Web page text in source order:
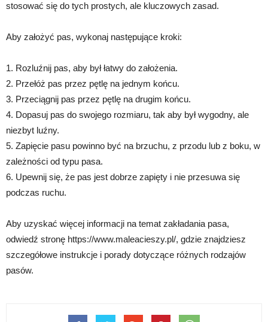
stosować się do tych prostych, ale kluczowych zasad.
Aby założyć pas, wykonaj następujące kroki:
1. Rozluźnij pas, aby był łatwy do założenia.
2. Przełóż pas przez pętlę na jednym końcu.
3. Przeciągnij pas przez pętlę na drugim końcu.
4. Dopasuj pas do swojego rozmiaru, tak aby był wygodny, ale
niezbyt luźny.
5. Zapięcie pasu powinno być na brzuchu, z przodu lub z boku, w
zależności od typu pasa.
6. Upewnij się, że pas jest dobrze zapięty i nie przesuwa się
podczas ruchu.
Aby uzyskać więcej informacji na temat zakładania pasa,
odwiedź stronę https://www.maleacieszy.pl/, gdzie znajdziesz
szczegółowe instrukcje i porady dotyczące różnych rodzajów
pasów.